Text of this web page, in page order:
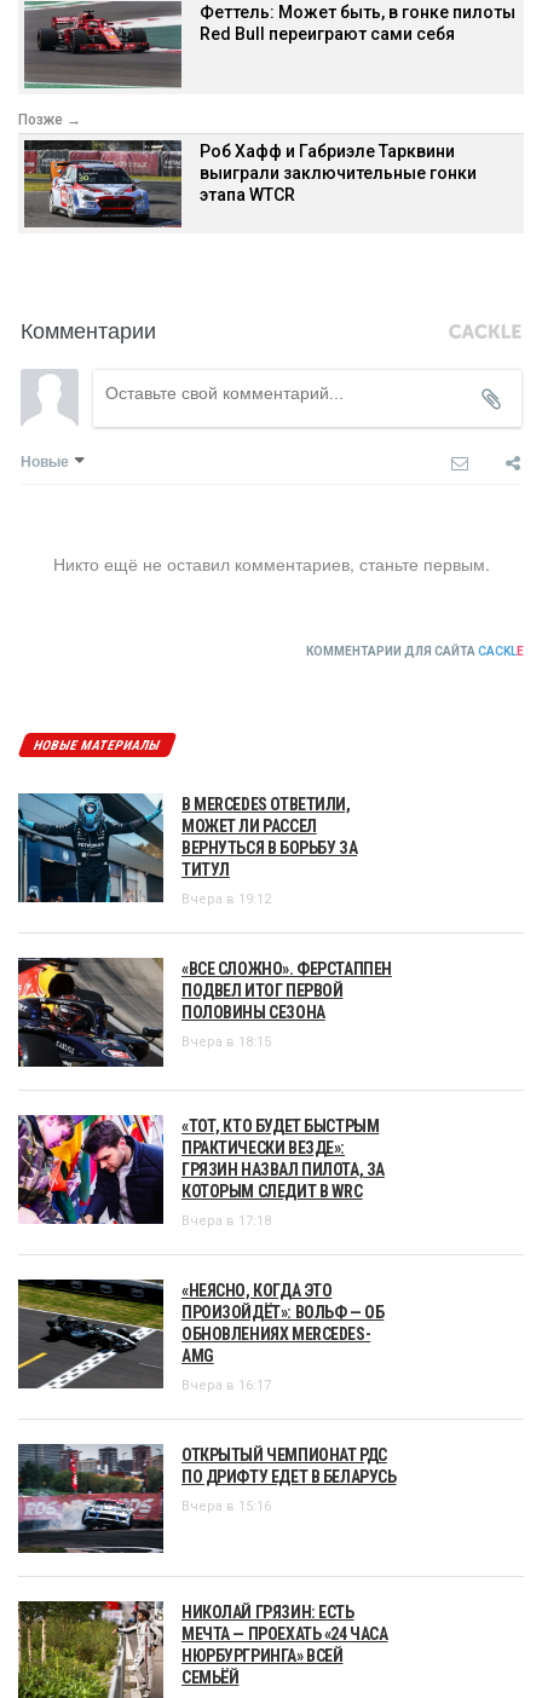
Феттель: Может быть, в гонке пилоты
Red Bull переиграют сами себя
Позже →
Роб Хафф и Габриэле Тарквини
выиграли заключительные гонки
этапа WTCR
Комментарии
Новые
Никто ещё не оставил комментариев, станьте первым.
КОММЕНТАРИИ ДЛЯ САЙТА CACKLE
НОВЫЕ МАТЕРИАЛЫ
В MERCEDES ОТВЕТИЛИ,
МОЖЕТ ЛИ РАССЕЛ
ВЕРНУТЬСЯ В БОРЬБУ ЗА
ТИТУЛ
Вчера в 19:12
«ВСЕ СЛОЖНО». ФЕРСТАППЕН
ПОДВЕЛ ИТОГ ПЕРВОЙ
ПОЛОВИНЫ СЕЗОНА
Вчера в 18:15
«ТОТ, КТО БУДЕТ БЫСТРЫМ
ПРАКТИЧЕСКИ ВЕЗДЕ»:
ГРЯЗИН НАЗВАЛ ПИЛОТА, ЗА
КОТОРЫМ СЛЕДИТ В WRC
Вчера в 17:18
«НЕЯСНО, КОГДА ЭТО
ПРОИЗОЙДЁТ»: ВОЛЬФ — ОБ
ОБНОВЛЕНИЯХ MERCEDES-
AMG
Вчера в 16:17
ОТКРЫТЫЙ ЧЕМПИОНАТ РДС
ПО ДРИФТУ ЕДЕТ В БЕЛАРУСЬ
Вчера в 15:16
НИКОЛАЙ ГРЯЗИН: ЕСТЬ
МЕЧТА — ПРОЕХАТЬ «24 ЧАСА
НЮРБУРГРИНГА» ВСЕЙ
СЕМЬЁЙ